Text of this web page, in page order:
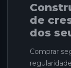
de
dos
Comprar